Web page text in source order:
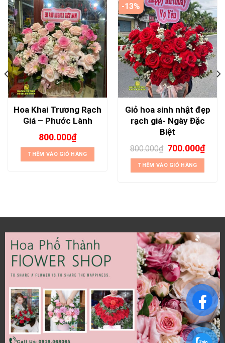
Hoa Khai Trương Rạch
Giá – Phước Lành
800.000₫
THÊM VÀO GIỎ HÀNG
-13%
Giỏ hoa sinh nhật đẹp
rạch giá- Ngày Đặc
Biệt
800.000₫ 700.000₫
THÊM VÀO GIỎ HÀNG